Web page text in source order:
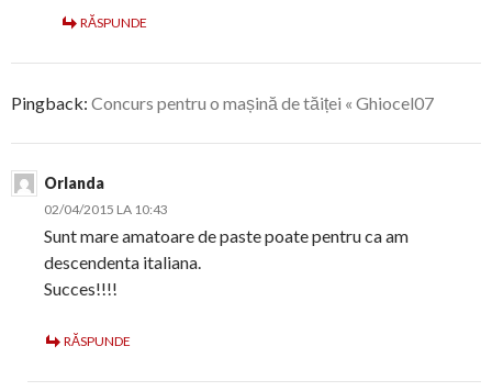
RĂSPUNDE
Pingback: Concurs pentru o mașină de tăiței « Ghiocel07
Orlanda
02/04/2015 LA 10:43
Sunt mare amatoare de paste poate pentru ca am
descendenta italiana.
Succes!!!!
RĂSPUNDE